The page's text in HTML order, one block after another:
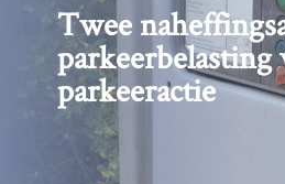
Twee
parkeerbelasting
parkeeractie